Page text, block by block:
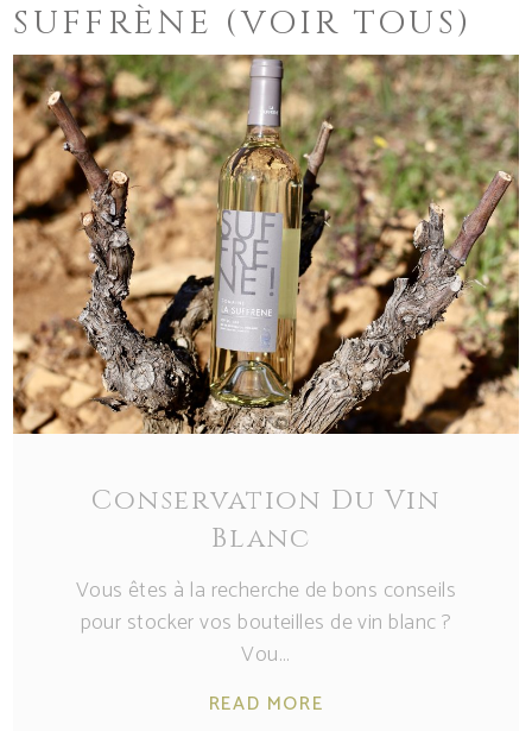
SUFFRÈNE (VOIR TOUS)
Conservation Du Vin
Blanc
Vous êtes à la recherche de bons conseils
pour stocker vos bouteilles de vin blanc ?
Vou
READ MORE